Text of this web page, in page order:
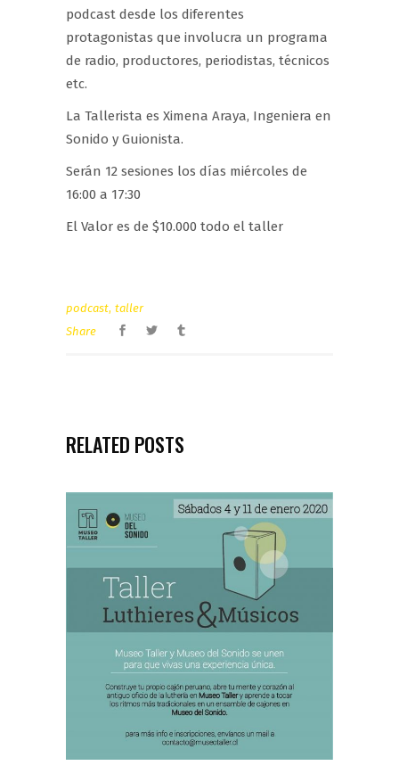
podcast desde los diferentes
protagonistas que involucra un programa
de radio, productores, periodistas, técnicos
etc.
La Tallerista es Ximena Araya, Ingeniera en
Sonido y Guionista.
Serán 12 sesiones los días miércoles de
16:00 a 17:30
El Valor es de $10.000 todo el taller
podcast, taller
Share
RELATED POSTS